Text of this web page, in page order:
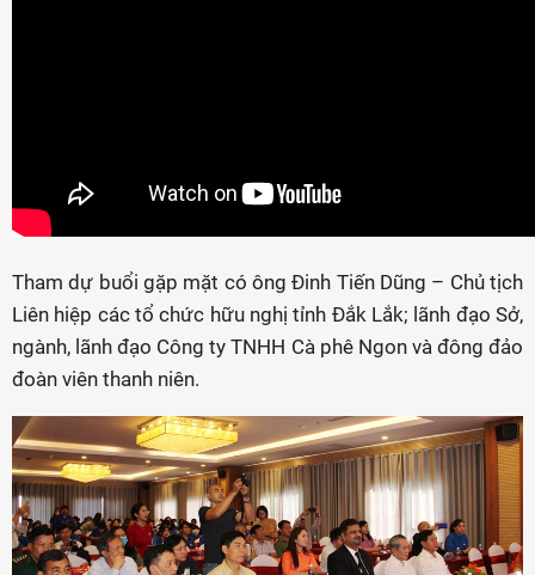
Tham dự buổi gặp mặt có ông Đinh Tiến Dũng – Chủ tịch
Liên hiệp các tổ chức hữu nghị tỉnh Đắk Lắk; lãnh đạo Sở,
ngành, lãnh đạo Công ty TNHH Cà phê Ngon và đông đảo
đoàn viên thanh niên.